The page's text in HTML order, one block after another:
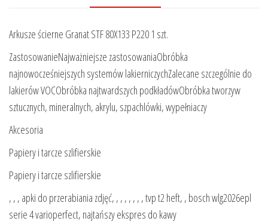
Arkusze ścierne Granat STF 80X133 P220 1 szt.
ZastosowanieNajważniejsze zastosowaniaObróbka
najnowocześniejszych systemów lakierniczychZalecane szczególnie do
lakierów VOCObróbka najtwardszych podkładówObróbka tworzyw
sztucznych, mineralnych, akrylu, szpachlówki, wypełniaczy
Akcesoria
Papiery i tarcze szlifierskie
Papiery i tarcze szlifierskie
, , , apki do przerabiania zdjęć, , , , , , , , tvp t2 heft, , bosch wlg2026epl
serie 4 varioperfect, najtańszy ekspres do kawy